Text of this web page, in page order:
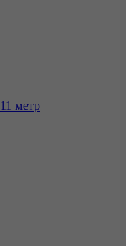
11 метр